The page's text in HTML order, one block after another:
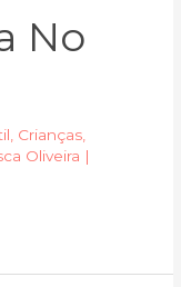
No
Crianças
Oliveira |